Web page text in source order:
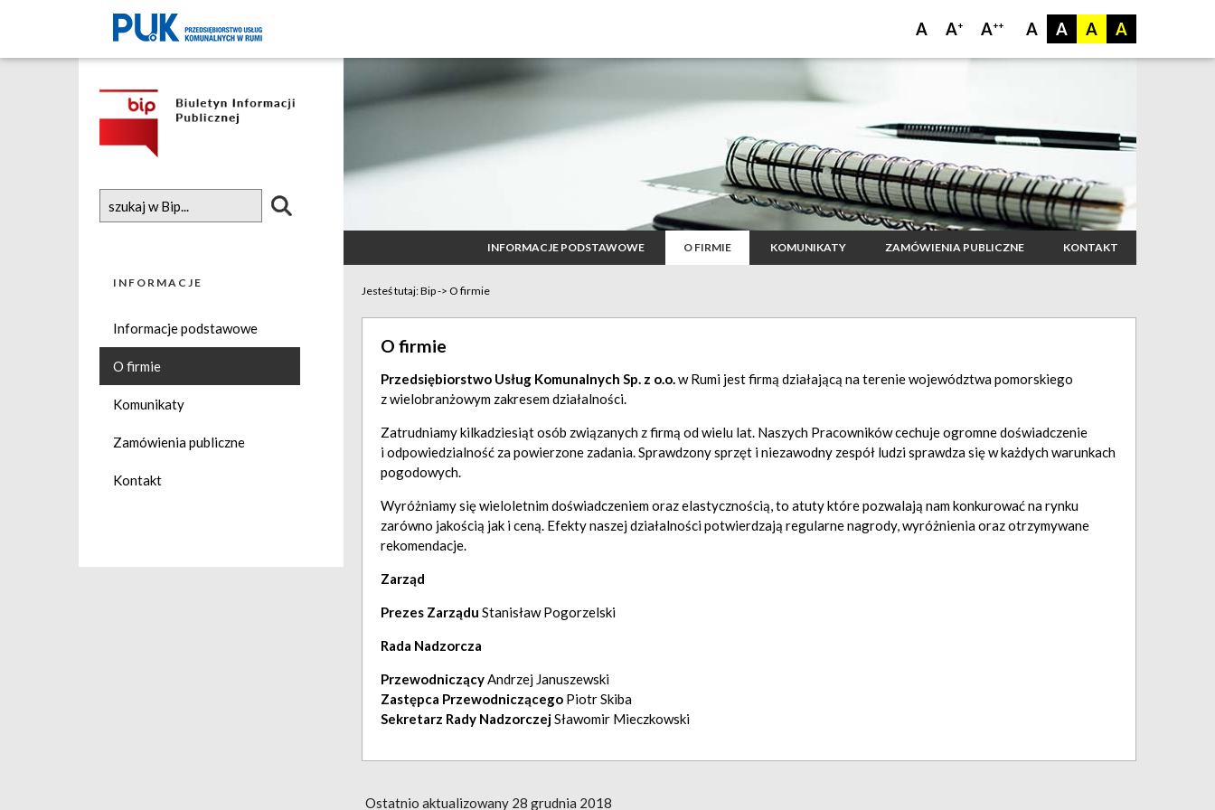
A
A
A
A
A++
A+
A
INFORMACJE
Informacje podstawowe
O firmie
Komunikaty
Zamówienia publiczne
Kontakt
INFORMACJE PODSTAWOWE O FIRMIE KOMUNIKATY ZAMÓWIENIA PUBLICZNE KONTAKT
Jesteś tutaj:Bip-> O firmie
O firmie
Przedsiębiorstwo Usług Komunalnych Sp. z o.o.w Rumi jest firmą działającą na terenie województwa pomorskiego
z wielobranżowym zakresem działalności.
Zatrudniamy kilkadziesiąt osób związanych z firmą od wielu lat. Naszych Pracowników cechuje ogromne doświadczenie
i odpowiedzialność za powierzone zadania. Sprawdzony sprzęt i niezawodny zespół ludzi sprawdza się w każdych warunkach
pogodowych.
Wyróżniamy się wieloletnim doświadczeniem oraz elastycznością, to atuty które pozwalają nam konkurować na rynku
zarówno jakością jak i ceną. Efekty naszej działalności potwierdzają regularne nagrody, wyróżnienia oraz otrzymywane
rekomendacje.
Zarząd
Prezes Zarządu Stanisław Pogorzelski
Rada Nadzorcza
PrzewodniczącyAndrzej Januszewski
Zastępca PrzewodniczącegoPiotr Skiba
Sekretarz Rady NadzorczejSławomir Mieczkowski
Ostatnio aktualizowany 28 grudnia 2018